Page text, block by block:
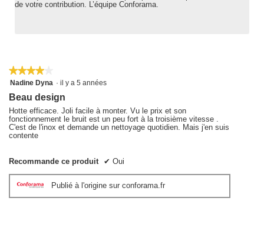
de votre contribution. L’équipe Conforama.
★★★★★
★★★★★
4
5
Nadine Dyna · il y a 5 années
Beau design
Hotte efficace. Joli facile à monter. Vu le prix et son
fonctionnement le bruit est un peu fort à la troisième vitesse .
C'est de l'inox et demande un nettoyage quotidien. Mais j'en suis
contente
Recommande ce produit ✔ Oui
Publié à l'origine sur conforama.fr